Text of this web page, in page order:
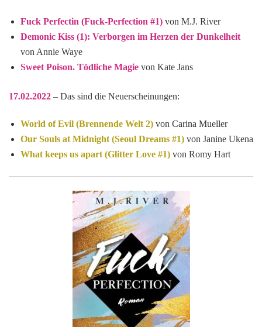
2022!
Fuck Perfectin (Fuck-Perfection #1) von M.J. River
Demonic Kiss (1): Verborgen im Herzen der Dunkelheit
von Annie Waye
Sweet Poison. Tödliche Magie von Kate Jans
17.02.2022 – Das sind die Neuerscheinungen:
World of Evil (Brennende Welt 2) von Carina Mueller
Our Souls at Midnight (Seoul Dreams #1) von Janine Ukena
What keeps us apart (Glitter Love #1) von Romy Hart